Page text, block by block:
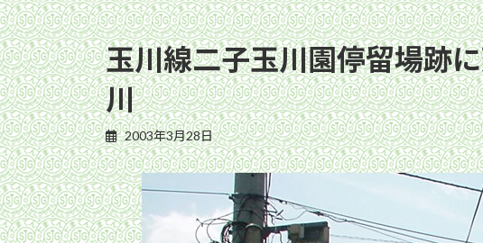
玉川線二子玉川園停留場跡
川
2003年3月28日